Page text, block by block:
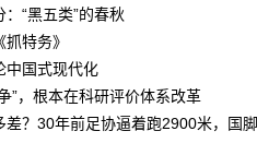
“黑五类”的春秋
特务》
中国式现代化
”，根本在科研评价体系改革
差？30年前足协逼着跑2900米，国